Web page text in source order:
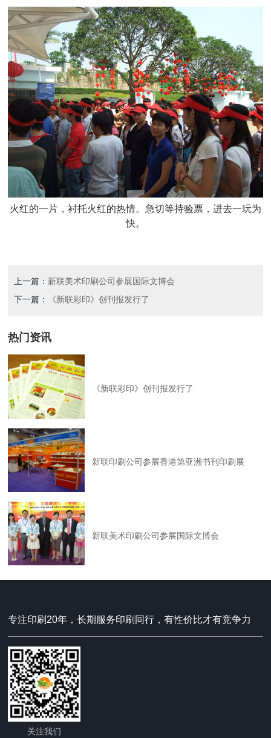
火红的一片，衬托火红的热情。急切等持验票，进去一玩为
快。
上一篇： 新联美术印刷公司参展国际文博会
下一篇：
《新联彩印》创刊报发行了
热门资讯
《新联彩印》创刊报发行了
新联印刷公司参展香港第亚洲书刊印刷展
新联美术印刷公司参展国际文博会
专注印刷20年，长期服务印刷同行，有性价比才有竞争力
关注我们